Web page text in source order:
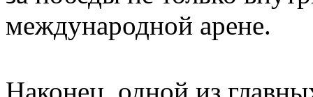
международной арене.
Наконец, одной из